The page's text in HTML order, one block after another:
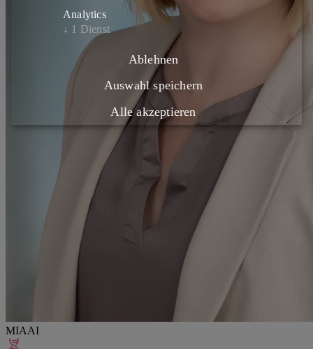
MIAAI
Analytics
↓ 1 Dienst
Ablehnen
Auswahl speichern
Alle akzeptieren